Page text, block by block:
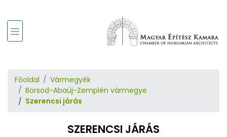
Főoldal
Vármegyék
Borsod-Abaúj-Zemplén vármegye
Szerencsi járás
SZERENCSI JÁRÁS